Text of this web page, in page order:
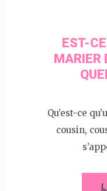
EST-
MARIER
Qu’est-ce
cousin,